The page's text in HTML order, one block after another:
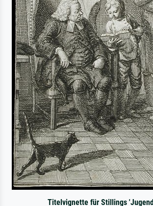
Titelvignette für Stillings